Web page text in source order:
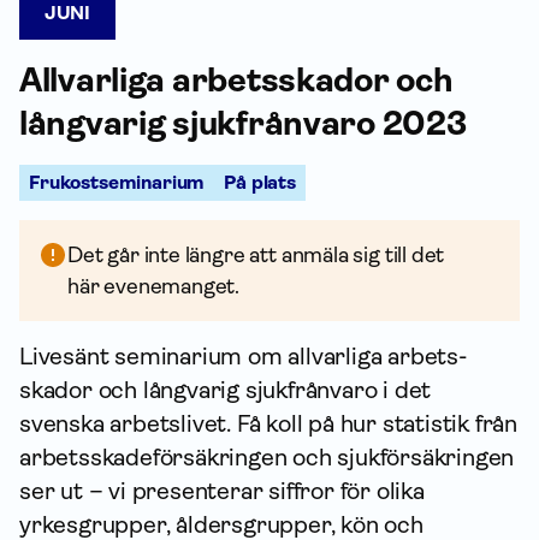
JUNI
Allvarliga arbets­skador och
långvarig sjukfrånvaro 2023
Frukostseminarium På plats
Det går inte längre att anmäla sig till det
här evenemanget.
Livesänt seminarium om allvarliga arbets­
skador och långvarig sjukfrånvaro i det
svenska arbetslivet. Få koll på hur statistik från
arbets­skade­försäkringen och sjuk­försäkringen
ser ut – vi presenterar siffror för olika
yrkesgrupper, åldersgrupper, kön och